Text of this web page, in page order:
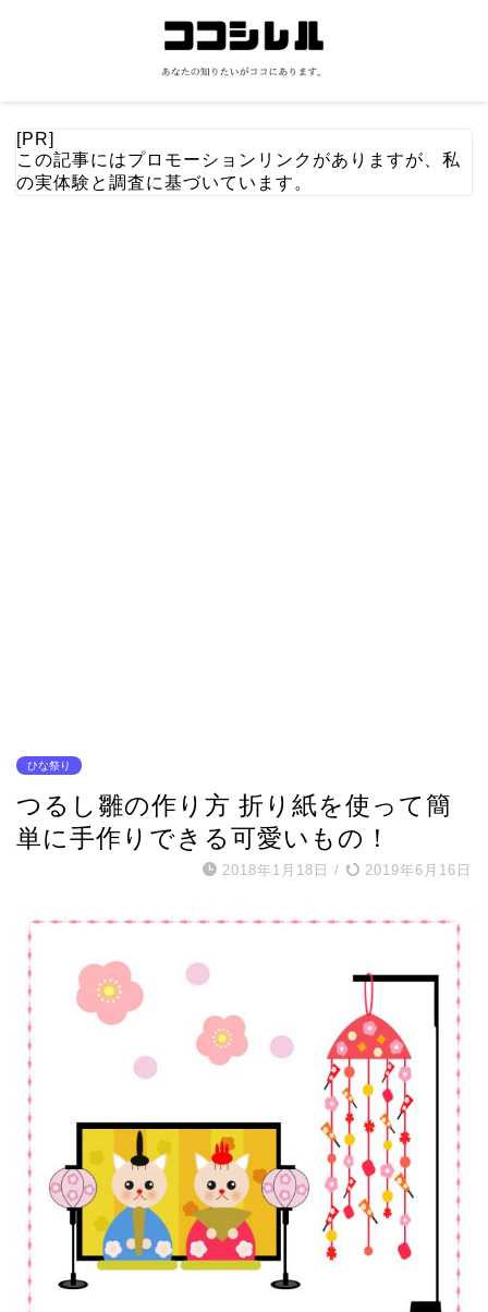
[PR]
この記事にはプロモーションリンクがありますが、私
の実体験と調査に基づいています。
ひな祭り
つるし雛の作り方 折り紙を使って簡
単に手作りできる可愛いもの！
2018年1月18日 / 2019年6月16日